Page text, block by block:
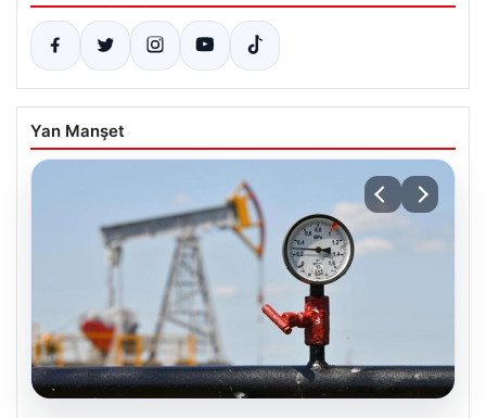
Yan Manşet